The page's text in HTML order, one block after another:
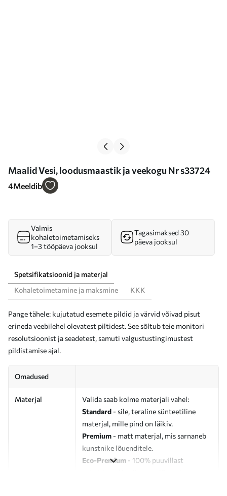
Maalid Vesi, loodusmaastik ja veekogu Nr s33724
4Meeldib
Valmis
kohaletoimetamiseks
1–3 tööpäeva jooksul
Tagasimaksed 30
päeva jooksul
Spetsifikatsioonid ja materjal
Kohaletoimetamine ja maksmine
KKK
Pange tähele: kujutatud esemete pildid ja värvid võivad pisut
erineda veebilehel olevatest piltidest. See sõltub teie monitori
resolutsioonist ja seadetest, samuti valgustustingimustest
pildistamise ajal.
Omadused
Materjal
Valida saab kolme materjali vahel:
Standard - sile, teraline sünteetiline
materjal, mille pind on läikiv.
Premium - matt materjal, mis sarnaneb
kunstnike lõuenditele.
Eco-Premium - 100% puuvillast